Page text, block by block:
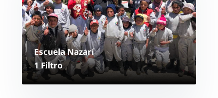
Escuela Nazarí
1 Filtro